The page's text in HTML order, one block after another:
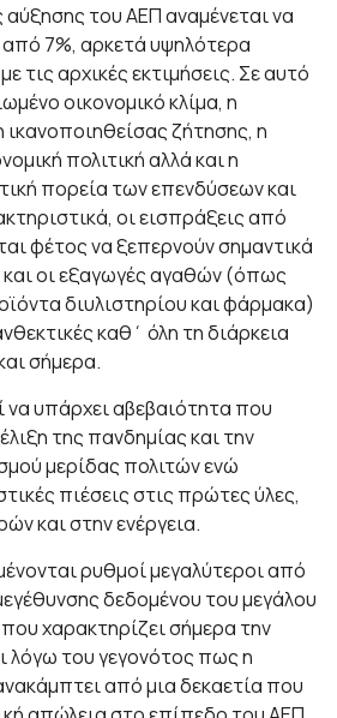
αύξησης του ΑΕΠ αναμένεται να
7%, αρκετά υψηλότερα
τις αρχικές εκτιμήσεις. Σε αυτό
οικονομικό κλίμα, η
ζήτησης, η
πολιτική αλλά και η
πορεία των επενδύσεων και
οι εισπράξεις από
φέτος να ξεπερνούν σημαντικά
οι εξαγωγές αγαθών (όπως
διυλιστηρίου και φάρμακα)
καθ΄ όλη τη διάρκεια
σήμερα.
να υπάρχει αβεβαιότητα που
της πανδημίας και την
μερίδας πολιτών ενώ
πιέσεις στις πρώτες ύλες,
και στην ενέργεια.
ρυθμοί μεγαλύτεροι από
δεδομένου του μεγάλου
χαρακτηρίζει σήμερα την
λόγω του γεγονότος πως η
από μια δεκαετία που